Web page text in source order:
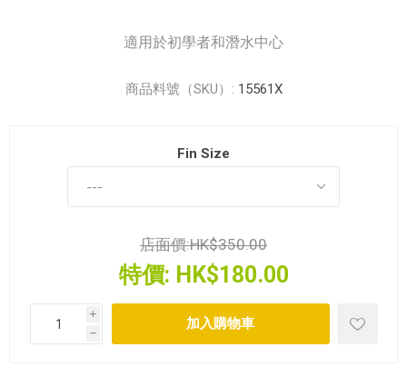
適用於初學者和潛水中心
商品料號（SKU）: 15561X
Fin Size
店面價:HK$350.00
特價: HK$180.00
i
h